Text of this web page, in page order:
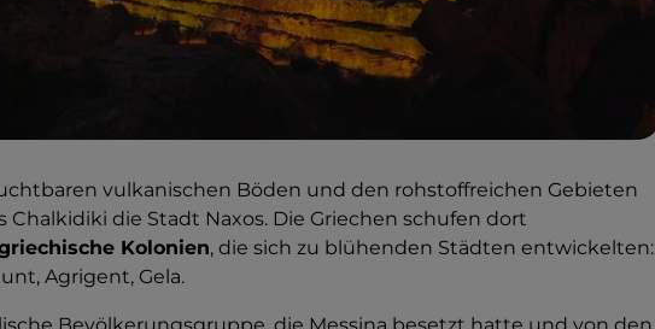
vulkanischen Böden und den rohstoffreichen Gebieten
die Stadt Naxos. Die Griechen schufen dort
Kolonien, die sich zu blühenden Städten entwickelten:
Agrigent, Gela.